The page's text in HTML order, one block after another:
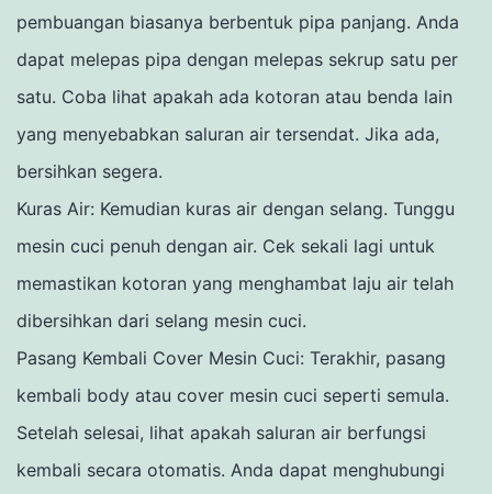
pembuangan biasanya berbentuk pipa panjang. Anda
dapat melepas pipa dengan melepas sekrup satu per
satu. Coba lihat apakah ada kotoran atau benda lain
yang menyebabkan saluran air tersendat. Jika ada,
bersihkan segera.
Kuras Air: Kemudian kuras air dengan selang. Tunggu
mesin cuci penuh dengan air. Cek sekali lagi untuk
memastikan kotoran yang menghambat laju air telah
dibersihkan dari selang mesin cuci.
Pasang Kembali Cover Mesin Cuci: Terakhir, pasang
kembali body atau cover mesin cuci seperti semula.
Setelah selesai, lihat apakah saluran air berfungsi
kembali secara otomatis. Anda dapat menghubungi